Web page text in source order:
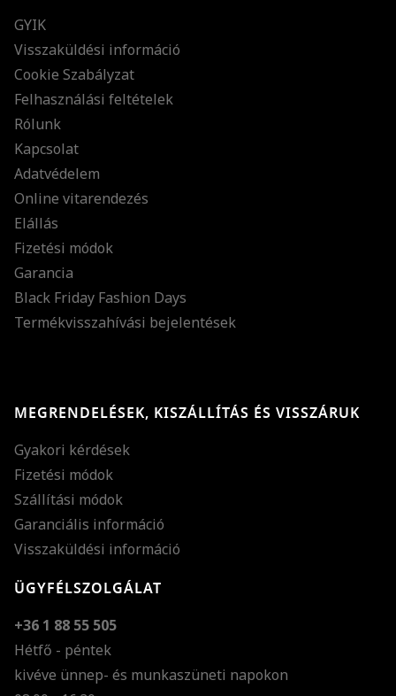
GYIK
Visszaküldési információ
Cookie Szabályzat
Felhasználási feltételek
Rólunk
Kapcsolat
Adatvédelem
Online vitarendezés
Elállás
Fizetési módok
Garancia
Black Friday Fashion Days
Termékvisszahívási bejelentések
MEGRENDELÉSEK, KISZÁLLÍTÁS ÉS VISSZÁRUK
Gyakori kérdések
Fizetési módok
Szállítási módok
Garanciális információ
Visszaküldési információ
ÜGYFÉLSZOLGÁLAT
+36 1 88 55 505
Hétfő - péntek
kivéve ünnep- és munkaszüneti napokon